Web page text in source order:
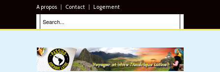
A propos Contact Logement